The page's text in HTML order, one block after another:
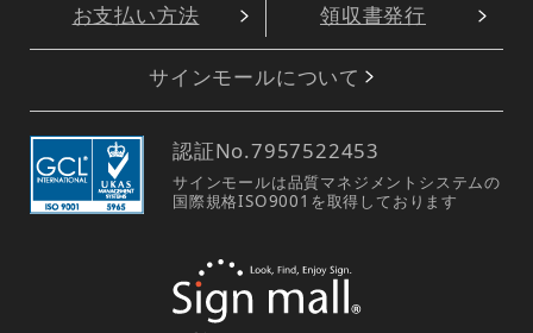
お支払い方法 領収書発行
サインモールについて
認証No.7957522453
サインモールは品質マネジメントシステムの
国際規格ISO9001を取得しております